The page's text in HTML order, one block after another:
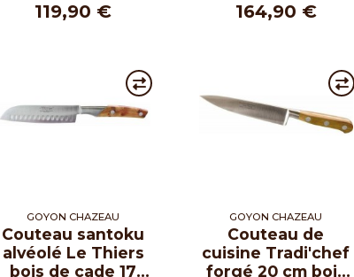
119,90 € 164,90 €
GOYON CHAZEAU
Couteau santoku
alvéolé Le Thiers
bois de cade 17
GOYON CHAZEAU
Couteau de
cuisine Tradi'chef
forgé 20 cm bois